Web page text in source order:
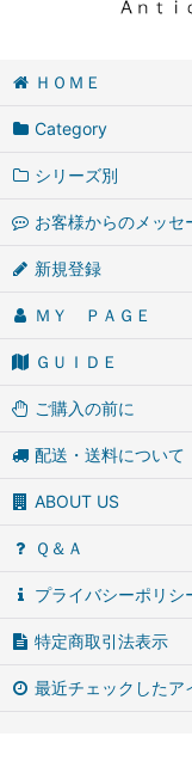
ＨＯＭＥ
Category
シリーズ別
お客様からのメッセ
新規登録
ＭＹ ＰＡＧＥ
ＧＵＩＤＥ
ご購入の前に
配送・送料について
ABOUT US
Ｑ＆Ａ
プライバシーポリシ
特定商取引法表示
最近チェックしたア